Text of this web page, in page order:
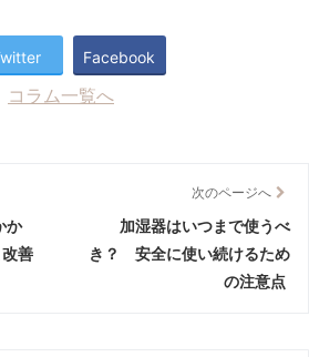
Facebook
コラム一覧へ
か
善
次のページへ
加湿器はいつまで使うべ
き？ 安全に使い続けるため
の注意点